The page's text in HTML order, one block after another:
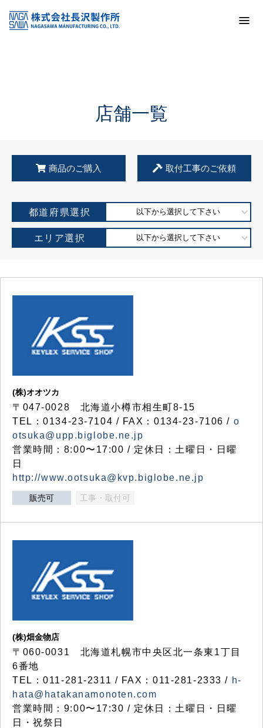
KSS加盟店・取扱店情報
店舗一覧
店舗一覧
商品のご購入 取付工事のご依頼
都道府県選択 以下から選択して下さい
エリア選択 以下から選択して下さい
(株)オオツカ
〒047-0028 北海道小樽市相生町8-15
TEL：0134-23-7104 / FAX：0134-23-7106 / o
otsuka@upp.biglobe.ne.jp
営業時間：8:00〜17:00 / 定休日：土曜日・日曜
日
http://www.ootsuka@kvp.biglobe.ne.jp
販売可 工事・取付可
(株)畑金物店
〒060-0031 北海道札幌市中央区北一条東1丁目
6番地
TEL：011-281-2311 / FAX：011-281-2333 / h-
hata@hatakanamonoten.com
営業時間：9:00〜17:30 / 定休日：土曜日・日曜
日・祝祭日